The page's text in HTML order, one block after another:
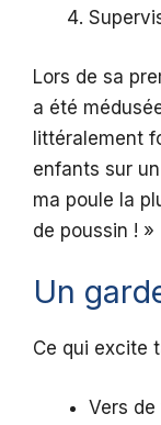
Lors de sa
a été
littéralement
enfants sur
ma poule la
de poussin ! »
Un
Ce qui excite
Vers